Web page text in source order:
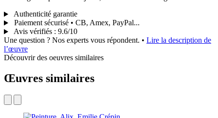
Authenticité garantie
Paiement sécurisé • CB, Amex, PayPal...
Avis vérifiés : 9.6/10
Une question ? Nos experts vous répondent. • Lire la description de
l’œuvre
Découvrir des oeuvres similaires
Œuvres similaires